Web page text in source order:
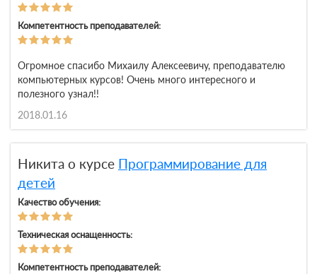
Компетентность преподавателей:
Огромное спасибо Михаилу Алексеевичу, преподавателю
компьютерных курсов! Очень много интересного и
полезного узнал!!
2018.01.16
Никита о курсе Программирование для
детей
Качество обучения:
Техническая оснащенность:
Компетентность преподавателей: